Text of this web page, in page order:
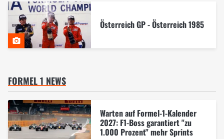
Österreich GP - Österreich 1985
FORMEL 1 NEWS
Warten auf Formel-1-Kalender
2027: F1-Boss garantiert "zu
1.000 Prozent" mehr Sprints